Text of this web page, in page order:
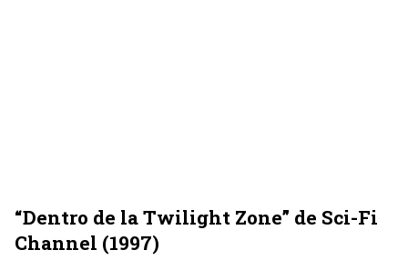
“Dentro de la Twilight Zone” de Sci-Fi
Channel (1997)